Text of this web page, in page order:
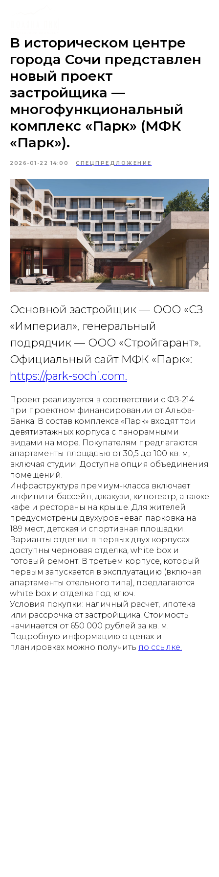
В историческом центре
города Сочи представлен
новый проект
застройщика —
многофункциональный
комплекс «Парк» (МФК
«Парк»).
2026-01-22 14:00 СПЕЦПРЕДЛОЖЕНИЕ
Основной застройщик — ООО «СЗ
«Империал», генеральный
подрядчик — ООО «Стройгарант».
Официальный сайт МФК «Парк»:
https://park-sochi.com.
Проект реализуется в соответствии с ФЗ-214
при проектном финансировании от Альфа-
Банка. В состав комплекса «Парк» входят три
девятиэтажных корпуса с панорамными
видами на море. Покупателям предлагаются
апартаменты площадью от 30,5 до 100 кв. м,
включая студии. Доступна опция объединения
помещений.
Инфраструктура премиум-класса включает
инфинити-бассейн, джакузи, кинотеатр, а также
кафе и рестораны на крыше. Для жителей
предусмотрены двухуровневая парковка на
189 мест, детская и спортивная площадки.
Варианты отделки: в первых двух корпусах
доступны черновая отделка, white box и
готовый ремонт. В третьем корпусе, который
первым запускается в эксплуатацию (включая
апартаменты отельного типа), предлагаются
white box и отделка под ключ.
Условия покупки: наличный расчет, ипотека
или рассрочка от застройщика. Стоимость
начинается от 650 000 рублей за кв. м.
Подробную информацию о ценах и
планировках можно получить по ссылке.